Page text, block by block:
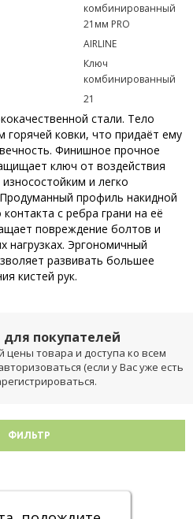
комбинированный
21мм PRO
AIRLINE
Ключ
комбинированный
21
стали. Тело
ковки, что придаёт ему
Финишное прочное
ключ от воздействия
и легко
профиль накидной
с ребра грани на её
повреждение болтов и
нагрузках. Эргономичный
развивать большее
кистей рук.
покупателей
цены товара и доступа ко всем
(если у Вас уже есть
ФИЛЬТР